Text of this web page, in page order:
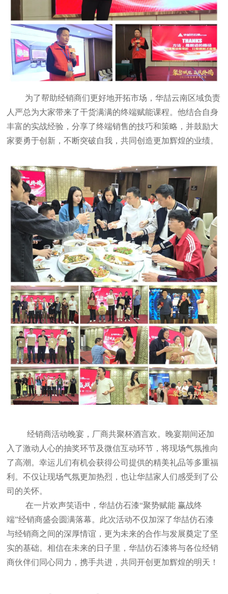
为了帮助经销商们更好地开拓市场，华喆云南区域负责
人严总为大家带来了干货满满的终端赋能课程。他结合自身
丰富的实战经验，分享了终端销售的技巧和策略，并鼓励大
家要勇于创新，不断突破自我，共同创造更加辉煌的业绩。
经销商活动晚宴，厂商共聚杯酒言欢。晚宴期间还加
入了激动人心的抽奖环节及微信互动环节，将现场气氛推向
了高潮。幸运儿们有机会获得公司提供的精美礼品等多重福
利。不仅让现场气氛更加热烈，也让华喆家人们感受到了公
司的关怀。
在一片欢声笑语中，华喆仿石漆“聚势赋能 赢战终
端”经销商盛会圆满落幕。此次活动不仅加深了华喆仿石漆
与经销商之间的深厚情谊，更为未来的合作与发展奠定了坚
实的基础。相信在未来的日子里，华喆仿石漆将与各位经销
商伙伴们同心同力，携手共进，共同开创更加辉煌的明天！